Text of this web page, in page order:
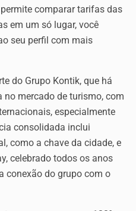
comparar tarifas das
em um só lugar, você
seu perfil com mais
do Grupo Kontik, que há
no mercado de turismo, com
especialmente
consolidada inclui
como a chave da cidade, e
celebrado todos os anos
conexão do grupo com o